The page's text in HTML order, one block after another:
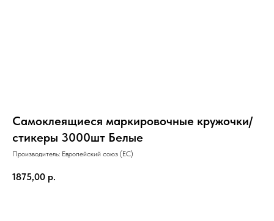
Самоклеящиеся маркировочные кружочки/
стикеры 3000шт Белые
Производитель: Европейский союз (ЕС)
1875,00 р.